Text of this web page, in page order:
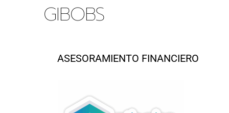
GIBOBS
ASESORAMIENTO FINANCIERO